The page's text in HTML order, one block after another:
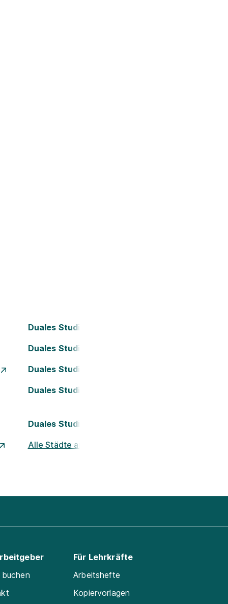
Duales Studium Bielefeld
Duales Studium Darmstadt
Duales Studium Essen
Duales Studium Köln
Duales Studium Nürnberg
Alle Städte ansehen
Für Lehrkräfte
Arbeitshefte
Kopiervorlagen